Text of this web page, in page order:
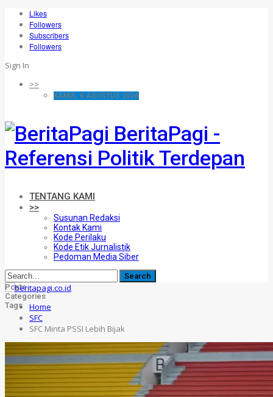
Likes
Followers
Subscribers
Followers
Sign In
>>
KAMIS, 6 AGUSTUS 2026
BeritaPagi -
Referensi Politik Terdepan
TENTANG KAMI
>>
Susunan Redaksi
Kontak Kami
Kode Perilaku
Kode Etik Jurnalistik
Pedoman Media Siber
Posts
Categories
Tags
Home
SFC
SFC Minta PSSI Lebih Bijak